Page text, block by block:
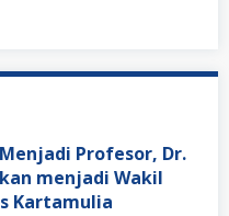
Profesor, Dr.
menjadi Wakil
Kartamulia